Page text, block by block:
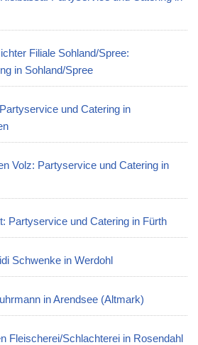
Filiale Sohland/Spree:
in Sohland/Spree
und Catering in
Volz: Partyservice und Catering in
Partyservice und Catering in Fürth
Schwenke in Werdohl
in Arendsee (Altmark)
Fleischerei/Schlachterei in Rosendahl